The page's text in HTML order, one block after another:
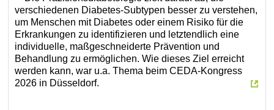
verschiedenen Diabetes-Subtypen besser zu verstehen,
um Menschen mit Diabetes oder einem Risiko für die
Erkrankungen zu identifizieren und letztendlich eine
individuelle, maßgeschneiderte Prävention und
Behandlung zu ermöglichen. Wie dieses Ziel erreicht
werden kann, war u.a. Thema beim CEDA-Kongress
2026 in Düsseldorf.